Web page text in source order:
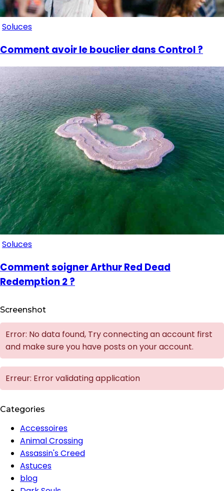
Soluces
Comment avoir le bouclier dans Control ?
Soluces
Comment soigner Arthur Red Dead
Redemption 2 ?
Screenshot
Error: No data found, Try connecting an account first
and make sure you have posts on your account.
Erreur: Error validating application
Categories
Accessoires
Animal Crossing
Assassin's Creed
Astuces
blog